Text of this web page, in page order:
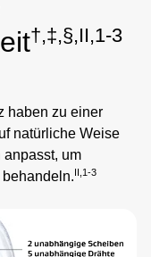
†,‡,§,II,1-3
haben zu einer
natürliche Weise
um
II,1-3